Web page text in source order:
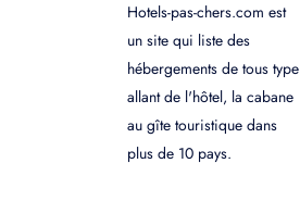
Hotels-pas-chers.com est
un site qui liste des
hébergements de tous type
allant de l'hôtel, la cabane
au gîte touristique dans
plus de 10 pays.